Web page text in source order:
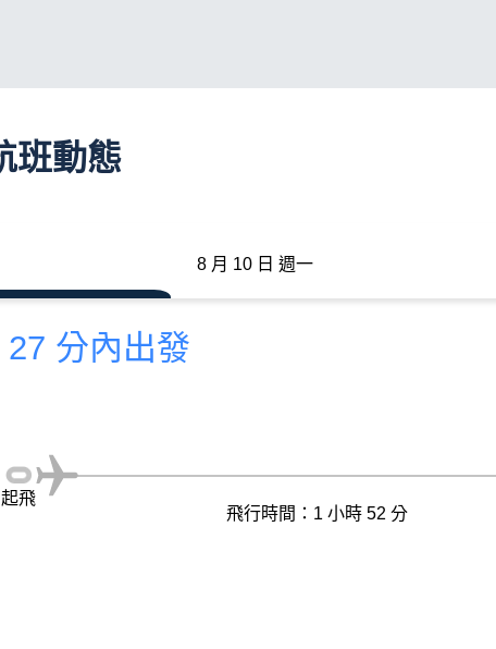
班動態
8 月 10 日 週一
分內出發
起飛
飛行時間：1 小時 52 分